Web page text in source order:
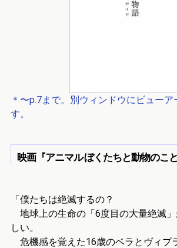
＊〜p.7まで。別ウィンドウにビューア
す。
映画『アニマル ぼくたちと動物のこ
「僕たちは絶滅するの？
地球上の生命の「6度目の大量絶滅
しい。
危機感を覚えた16歳のベラとヴィプ